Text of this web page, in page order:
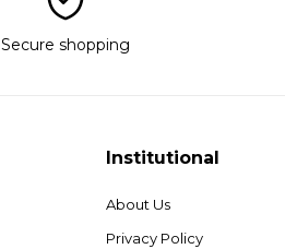
Secure shopping
Institutional
About Us
Privacy Policy